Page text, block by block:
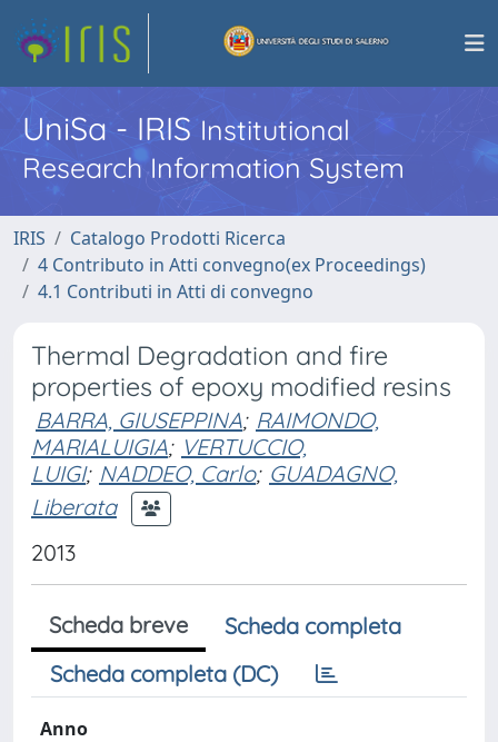
UniSa - IRISInstitutional
Research Information System
IRIS
Catalogo Prodotti Ricerca
4 Contributo in Atti convegno(ex Proceedings)
4.1 Contributi in Atti di convegno
Thermal Degradation and fire
properties of epoxy modified resins
BARRA, GIUSEPPINA; RAIMONDO,
MARIALUIGIA; VERTUCCIO,
LUIGI; NADDEO, Carlo; GUADAGNO,
Liberata
2013
Scheda breve
Scheda completa
Scheda completa (DC)
Anno